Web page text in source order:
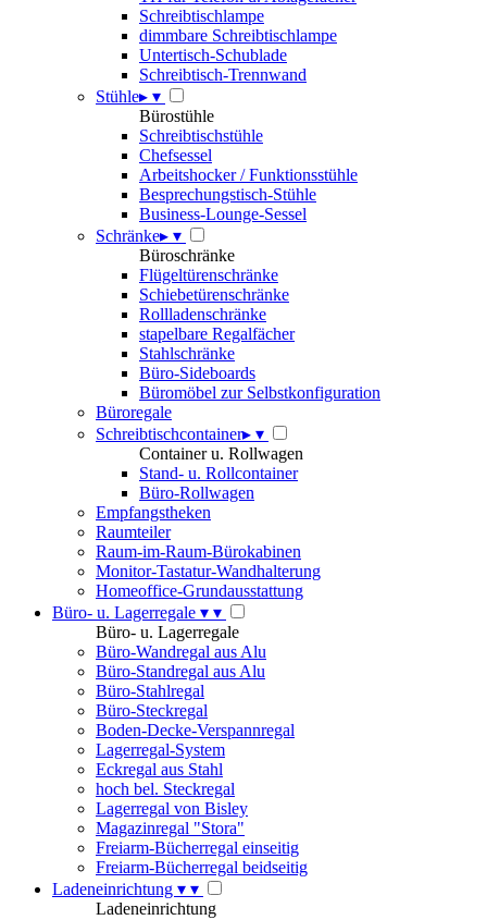
Schreibtischlampe
dimmbare Schreibtischlampe
Untertisch-Schublade
Schreibtisch-Trennwand
Stühle▸ ▾
Bürostühle
Schreibtischstühle
Chefsessel
Arbeitshocker / Funktionsstühle
Besprechungstisch-Stühle
Business-Lounge-Sessel
Schränke▸ ▾
Büroschränke
Flügeltürenschränke
Schiebetürenschränke
Rollladenschränke
stapelbare Regalfächer
Stahlschränke
Büro-Sideboards
Büromöbel zur Selbstkonfiguration
Büroregale
Schreibtischcontainer▸ ▾
Container u. Rollwagen
Stand- u. Rollcontainer
Büro-Rollwagen
Empfangstheken
Raumteiler
Raum-im-Raum-Bürokabinen
Monitor-Tastatur-Wandhalterung
Homeoffice-Grundausstattung
Büro- u. Lagerregale ▾ ▾
Büro- u. Lagerregale
Büro-Wandregal aus Alu
Büro-Standregal aus Alu
Büro-Stahlregal
Büro-Steckregal
Boden-Decke-Verspannregal
Lagerregal-System
Eckregal aus Stahl
hoch bel. Steckregal
Lagerregal von Bisley
Magazinregal "Stora"
Freiarm-Bücherregal einseitig
Freiarm-Bücherregal beidseitig
Ladeneinrichtung ▾ ▾
Ladeneinrichtung